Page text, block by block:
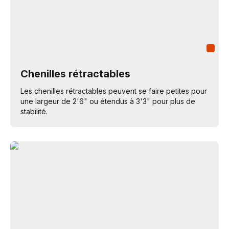
Chenilles rétractables
Les chenilles rétractables peuvent se faire petites pour
une largeur de 2'6" ou étendus à 3'3" pour plus de
stabilité.